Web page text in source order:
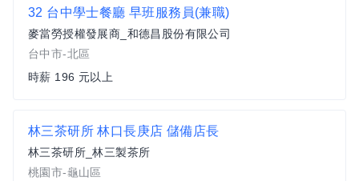
32 台中學士餐廳 早班服務員(兼職)
麥當勞授權發展商_和德昌股份有限公司
台中市-北區
時薪 196 元以上
林三茶研所 林口長庚店 儲備店長
林三茶研所_林三製茶所
桃園市-龜山區